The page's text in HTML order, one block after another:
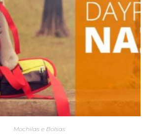
Mochilas e Bolsas